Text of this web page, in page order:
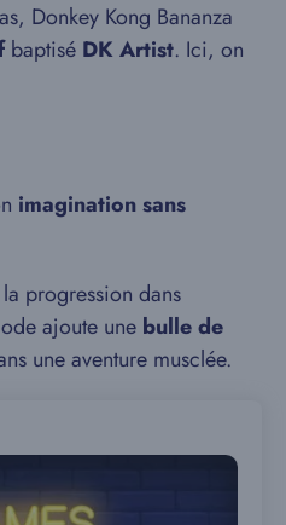
Donkey Kong Bananza
baptisé DK Artist. Ici, on
imagination sans
progression dans
ajoute une bulle de
une aventure musclée.